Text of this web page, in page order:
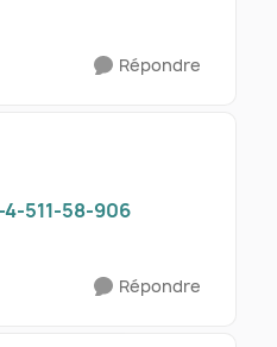
Répondre
511-58-906
Répondre